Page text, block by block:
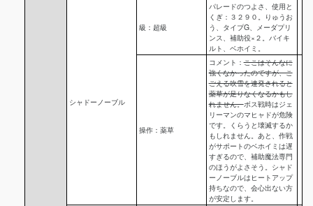
シャドーノーブル
級：超級
パレードのつよさ、使用と
くぎ：３２９０。りゅうお
う、タイプG、メーダプリ
ンス、補助役×２。バイキ
ルト、ベホイミ。
操作：薬草
コメント：ここはそんなに
強くなかったのですが、こ
ごえる吹雪を連発されると
薬草が足りなくなるかもし
れません。ボス戦時はジェ
リーマンのマヒャドが危険
です。くらうと壊滅するか
もしれません。あと、作戦
がサポートのベホイミは遅
すぎるので、補助魔法専門
のほうがよさそう。シャド
ーノーブルはヒートアップ
持ちなので、会心出ない方
が安定します。